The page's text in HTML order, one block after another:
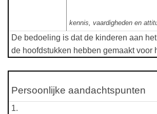
kennis, vaardigheden en
De bedoeling is dat de kinderen aan
de hoofdstukken hebben gemaakt voor
Persoonlijke aandachtspunten
1.